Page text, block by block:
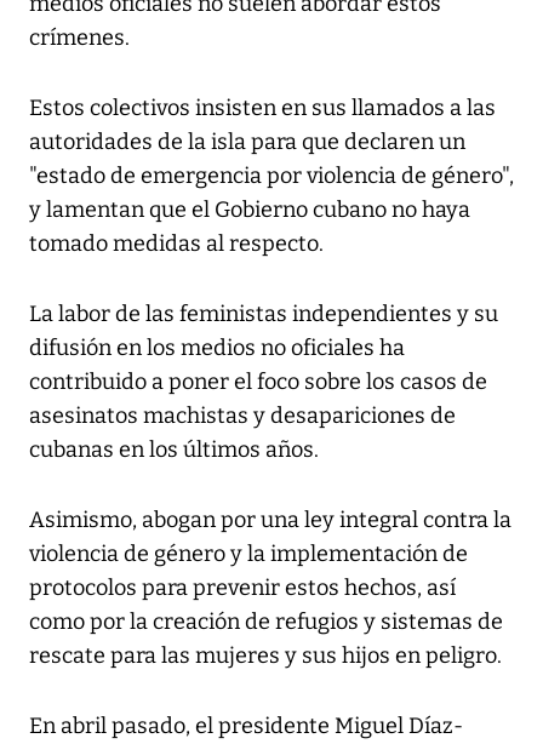
crímenes.
Estos colectivos insisten en sus llamados a las
autoridades de la isla para que declaren un
"estado de emergencia por violencia de género",
y lamentan que el Gobierno cubano no haya
tomado medidas al respecto.
La labor de las feministas independientes y su
difusión en los medios no oficiales ha
contribuido a poner el foco sobre los casos de
asesinatos machistas y desapariciones de
cubanas en los últimos años.
Asimismo, abogan por una ley integral contra la
violencia de género y la implementación de
protocolos para prevenir estos hechos, así
como por la creación de refugios y sistemas de
rescate para las mujeres y sus hijos en peligro.
En abril pasado, el presidente Miguel Díaz-